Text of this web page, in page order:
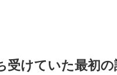
けていた最初の